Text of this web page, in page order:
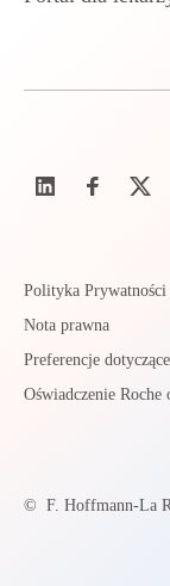
Polityka Prywatności
Nota prawna
Preferencje
Oświadczenie Roche
© F. Hoffmann-La